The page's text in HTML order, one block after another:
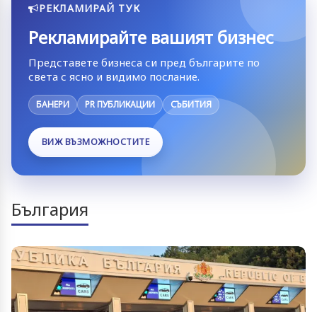
РЕКЛАМИРАЙ ТУК
Рекламирайте вашият бизнес
Представете бизнеса си пред българите по
света с ясно и видимо послание.
БАНЕРИ PR ПУБЛИКАЦИИ СЪБИТИЯ
ВИЖ ВЪЗМОЖНОСТИТЕ
България